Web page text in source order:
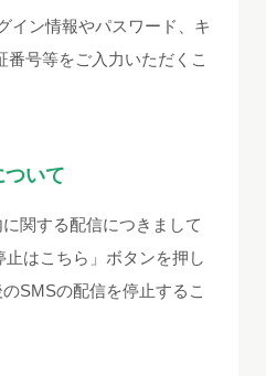
イン情報やパスワード、キ
番号等をご入力いただくこ
いて
関する配信につきまして
はこちら」ボタンを押し
SMSの配信を停止するこ